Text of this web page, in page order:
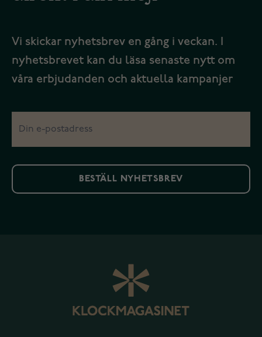
Vi skickar nyhetsbrev en gång i veckan. I
nyhetsbrevet kan du läsa senaste nytt om
våra erbjudanden och aktuella kampanjer
BESTÄLL NYHETSBREV